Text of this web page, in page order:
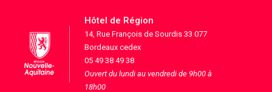
Hôtel de Région
14, Rue François de Sourdis 33 077
Bordeaux cedex
05 49 38 49 38
Ouvert du lundi au vendredi de 9h00 à
18h00